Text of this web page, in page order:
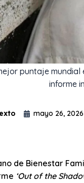
puntaje mundial
informe
mayo 26, 2026
de Bienestar
‘Out of the